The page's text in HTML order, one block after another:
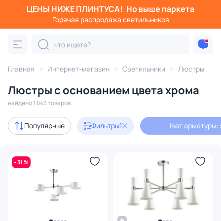
ЦЕНЫ НИЖЕ ПЛИНТУСА! Но выше паркета
Горячая распродажа светильников
Главная Интернет-магазин Светильники Люстры
Люстры с основанием цвета хрома
найдено 1 643 товаров
Популярные Фильтры1 Цвет арматуры:
- 31 %
Фильтры
Категория:
подвесные потолочные светодиодные на штанге
Акции 228
Дизайнерский свет 102
В наличии 1128